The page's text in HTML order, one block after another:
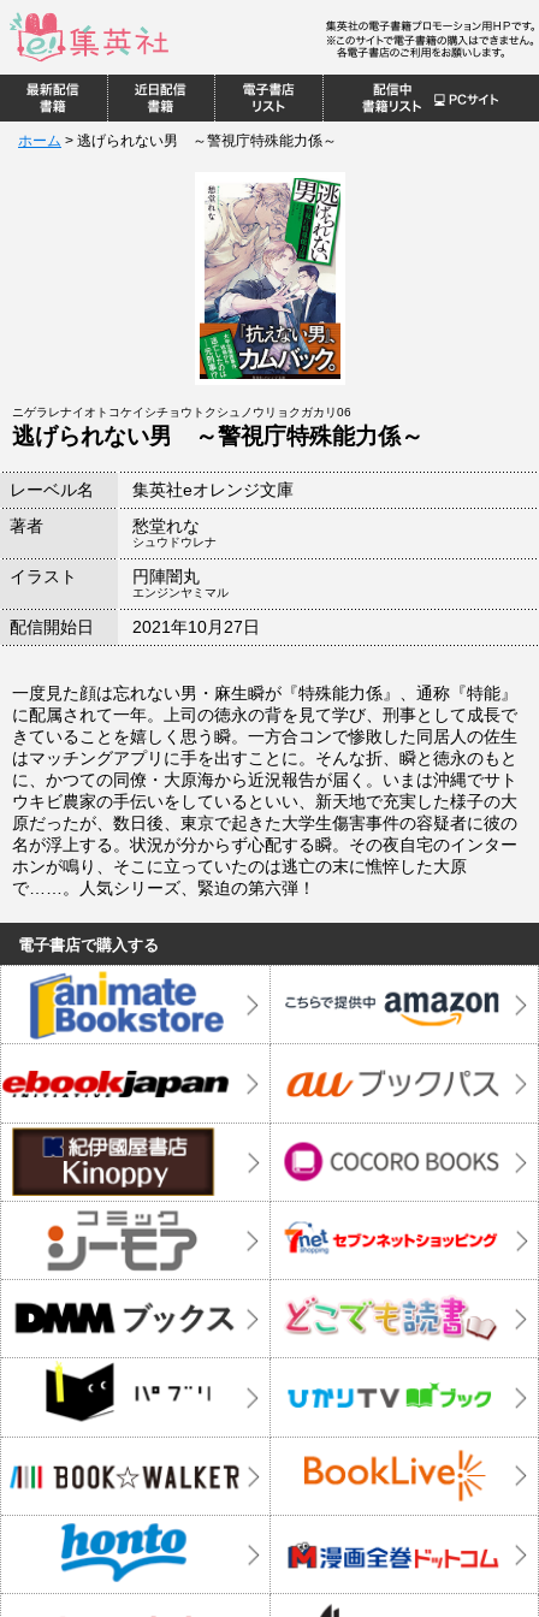
ホーム > 逃げられない男 ～警視庁特殊能力係～
ニゲラレナイオトコケイシチョウトクシュノウリョクガカリ06
逃げられない男 ～警視庁特殊能力係～
レーベル名
集英社eオレンジ文庫
著者
愁堂れな
シュウドウレナ
イラスト 円陣闇丸
エンジンヤミマル
配信開始日 2021年10月27日
一度見た顔は忘れない男・麻生瞬が『特殊能力係』、通称『特能』
に配属されて一年。上司の徳永の背を見て学び、刑事として成長で
きていることを嬉しく思う瞬。一方合コンで惨敗した同居人の佐生
はマッチングアプリに手を出すことに。そんな折、瞬と徳永のもと
に、かつての同僚・大原海から近況報告が届く。いまは沖縄でサト
ウキビ農家の手伝いをしているといい、新天地で充実した様子の大
原だったが、数日後、東京で起きた大学生傷害事件の容疑者に彼の
名が浮上する。状況が分からず心配する瞬。その夜自宅のインター
ホンが鳴り、そこに立っていたのは逃亡の末に憔悴した大原
で……。人気シリーズ、緊迫の第六弾！
電子書店で購入する